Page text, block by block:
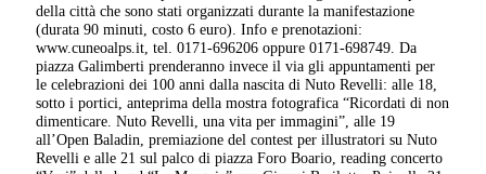
della città che sono stati organizzati durante la manifestazione
(durata 90 minuti, costo 6 euro). Info e prenotazioni:
www.cuneoalps.it, tel. 0171-696206 oppure 0171-698749. Da
piazza Galimberti prenderanno invece il via gli appuntamenti per
le celebrazioni dei 100 anni dalla nascita di Nuto Revelli: alle 18,
sotto i portici, anteprima della mostra fotografica “Ricordati di non
dimenticare. Nuto Revelli, una vita per immagini”, alle 19
all’Open Baladin, premiazione del contest per illustratori su Nuto
Revelli e alle 21 sul palco di piazza Foro Boario, reading concerto